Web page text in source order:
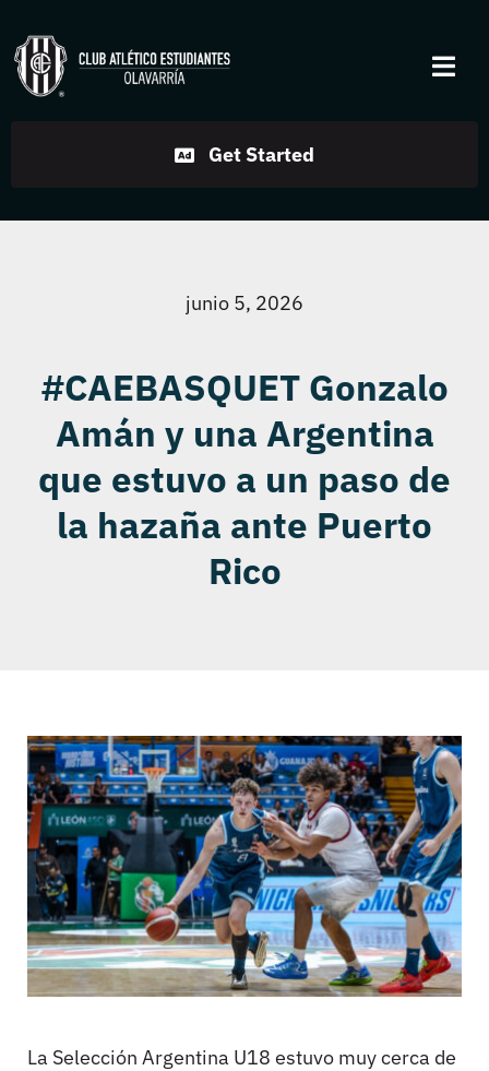
to
content
Disciplinas
Contacto
Get Started
junio 5, 2026
#CAEBASQUET Gonzalo
Amán y una Argentina
que estuvo a un paso de
la hazaña ante Puerto
Rico
La Selección Argentina U18 estuvo muy cerca de